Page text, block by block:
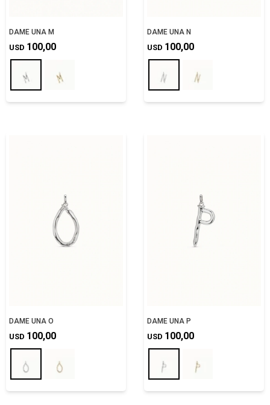
DAME UNA M
USD 100,00
DAME UNA N
USD 100,00
DAME UNA O
USD 100,00
DAME UNA P
USD 100,00